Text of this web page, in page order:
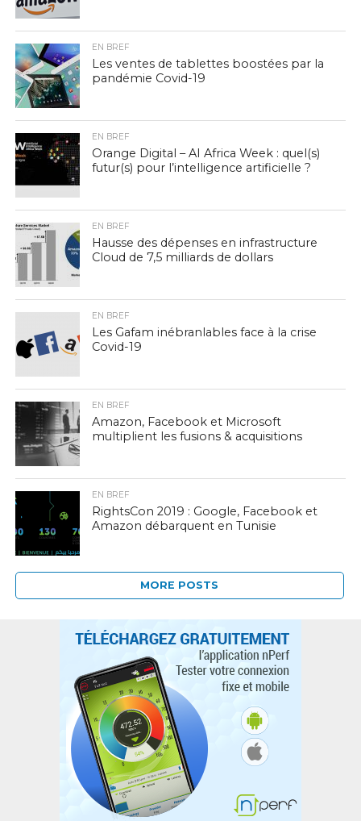
EN BREF
Les ventes de tablettes boostées par la
pandémie Covid-19
EN BREF
Orange Digital – AI Africa Week : quel(s)
futur(s) pour l’intelligence artificielle ?
EN BREF
Hausse des dépenses en infrastructure
Cloud de 7,5 milliards de dollars
EN BREF
Les Gafam inébranlables face à la crise
Covid-19
EN BREF
Amazon, Facebook et Microsoft
multiplient les fusions & acquisitions
EN BREF
RightsCon 2019 : Google, Facebook et
Amazon débarquent en Tunisie
MORE POSTS